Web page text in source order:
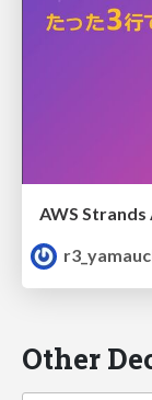
Other